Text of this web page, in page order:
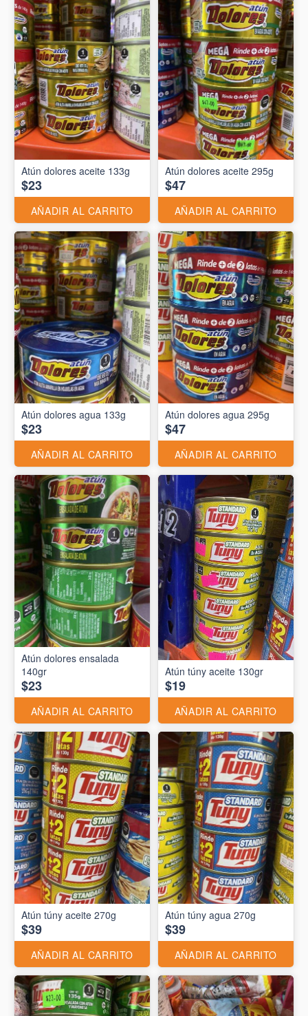
Atún dolores aceite 133g
$23
AÑADIR AL CARRITO
Atún dolores aceite 295g
$47
AÑADIR AL CARRITO
Atún dolores agua 133g
$23
AÑADIR AL CARRITO
Atún dolores agua 295g
$47
AÑADIR AL CARRITO
Atún dolores ensalada
140gr
$23
AÑADIR AL CARRITO
Atún túny aceite 130gr
$19
AÑADIR AL CARRITO
Atún túny aceite 270g
$39
AÑADIR AL CARRITO
Atún túny agua 270g
$39
AÑADIR AL CARRITO